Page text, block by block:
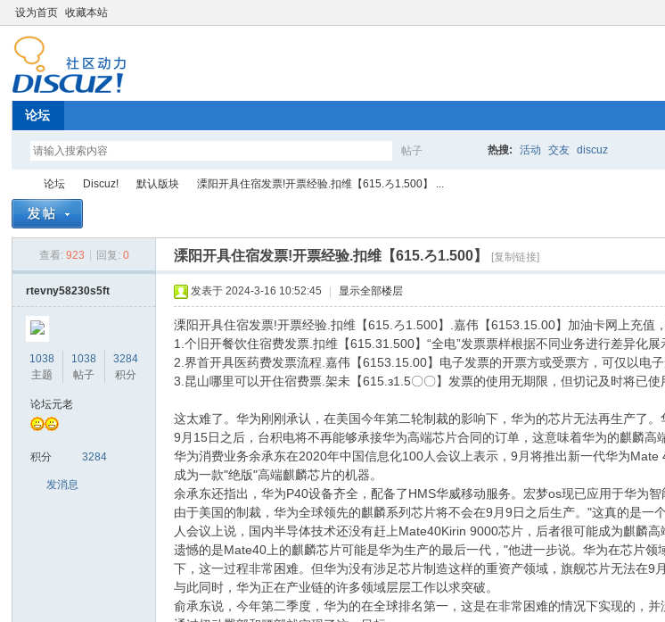
设为首页 收藏本站
论坛
帖子
索
热搜: 活动 交友 discuz
论坛
›
Discuz!
›
默认版块
›
溧阳开具住宿发票!开票经验.扣维【615.ろ1.500】 ...
查看: 923 回复: 0 溧阳开具住宿发票!开票经验.扣维【615.ろ1.500】 [复制链接]
rtevny58230s5ft
1038
主题
1038
帖子
3284
积分
论坛元老
积分 3284
发消息
发表于 2024-3-16 10:52:45 显示全部楼层
溧阳开具住宿发票!开票经验.扣维【615.ろ1.500】.嘉伟【6153.15.00】加油卡网上充值
1.个旧开餐饮住宿费发票.扣维【615.31.500】“全电”发票票样根据不同业务进行差异化展
2.界首开具医药费发票流程.嘉伟【6153.15.00】电子发票的开票方或受票方，可仅以电子
3.昆山哪里可以开住宿费票.架未【615.з1.5〇〇】发票的使用无期限，但切记及时将已使
这太难了。华为刚刚承认，在美国今年第二轮制裁的影响下，华为的芯片无法再生产了
9月15日之后，台积电将不再能够承接华为高端芯片合同的订单，这意味着华为的麒麟高
华为消费业务余承东在2020年中国信息化100人会议上表示，9月将推出新一代华为
成为一款"绝版"高端麒麟芯片的机器。
余承东还指出，华为P40设备齐全，配备了HMS华威移动服务。宏梦os现已应用于华为
由于美国的制裁，华为全球领先的麒麟系列芯片将不会在9月9日之后生产。"这真的是
人会议上说，国内半导体技术还没有赶上Mate40Kirin 9000芯片，后者很可能成为麒麟高
遗憾的是Mate40上的麒麟芯片可能是华为生产的最后一代，"他进一步说。华为在芯片
下，这一过程非常困难。但华为没有涉足芯片制造这样的重资产领域，旗舰芯片无法在9
与此同时，华为正在产业链的许多领域层层工作以求突破。
俞承东说，今年第二季度，华为的在全球排名第一，这是在非常困难的情况下实现的，